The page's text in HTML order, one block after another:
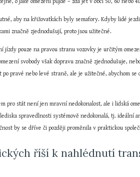
aby na křižovatkách byly semafory. Kdyby lidé
značně zjednodušují, proto jsou užitečné.
jízdy pouze na pravou stranu vozovky je určitým
svobody však dopravu značně zjednodušuje,
po pravé nebo levé straně, ale je užitečné, abychom
pro stát není jen mravní nedokonalost, ale i lidská
spravedlnosti systémově nedokonalá, tj.
by se dříve či později proměnila v praktickou
říší k nahlédnutí